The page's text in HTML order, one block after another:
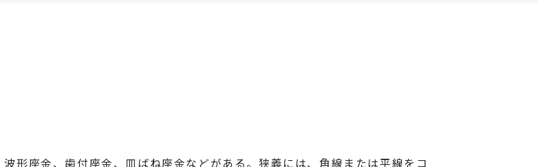
形座金、歯付座金、皿ばね座金などがある。狭義には、角線または平線をコ